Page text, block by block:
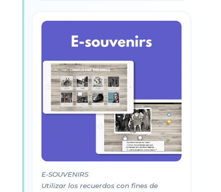
E-SOUVENIRS
Utilizar los recuerdos con fines de